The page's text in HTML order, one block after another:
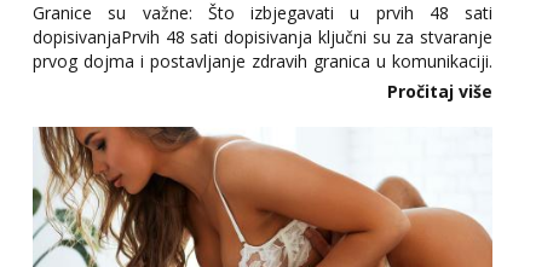
Granice su važne: Što izbjegavati u prvih 48 sati
dopisivanjaPrvih 48 sati dopisivanja ključni su za stvaranje
prvog dojma i postavljanje zdravih granica u komunikaciji.
Važno je izbjeći prebrzo otkrivanje osobnih ili intimnih
informacija, jer nepoznata osoba još nije zaslužila to
povjerenje. Takođe...
Pročitaj više